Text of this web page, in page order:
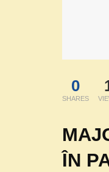
0
SHARES
ÎN